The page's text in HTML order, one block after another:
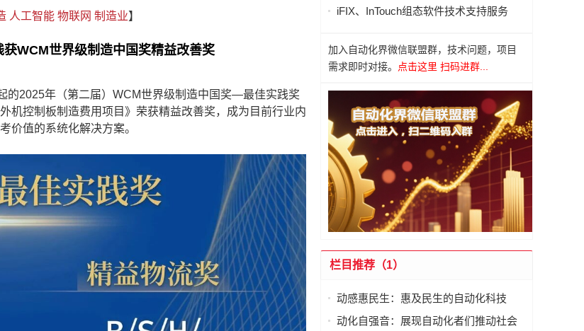
人工智能 物联网 制造业】
WCM世界级制造中国奖精益改善奖
2025年（第二届）WCM世界级制造中国奖—最佳实践奖
机控制板制造费用项目》荣获精益改善奖，成为目前行业内
价值的系统化解决方案。
iFIX、InTouch组态软件技术支持服务
加入自动化界微信联盟群，技术问题，项目
需求即时对接。
点击这里 扫码进群...
栏目推荐（1）
动感惠民生：惠及民生的自动化科技
动化自强音：展现自动化者们推动社会